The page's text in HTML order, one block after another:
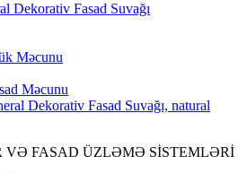
Dekorativ Fasad Suvağı
Məcunu
Məcunu
Dekorativ Fasad Suvağı, natural
VƏ FASAD ÜZLƏMƏ SİSTEMLƏRİ